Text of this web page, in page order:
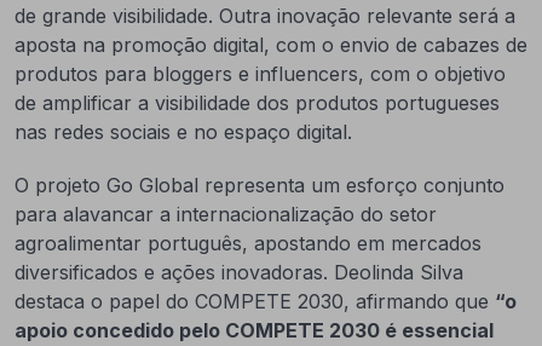
de grande visibilidade. Outra inovação relevante será a
aposta na promoção digital, com o envio de cabazes de
produtos para bloggers e influencers, com o objetivo
de amplificar a visibilidade dos produtos portugueses
nas redes sociais e no espaço digital.
O projeto Go Global representa um esforço conjunto
para alavancar a internacionalização do setor
agroalimentar português, apostando em mercados
diversificados e ações inovadoras. Deolinda Silva
destaca o papel do COMPETE 2030, afirmando que “o
apoio concedido pelo COMPETE 2030 é essencial